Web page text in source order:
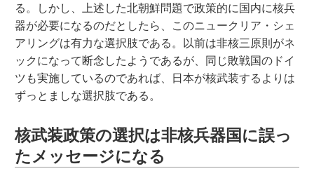
る。しかし、上述した北朝鮮問題で政策的に国内に核兵
器が必要になるのだとしたら、このニュークリア・シェ
アリングは有力な選択肢である。以前は非核三原則がネ
ックになって断念したようであるが、同じ敗戦国のドイ
ツも実施しているのであれば、日本が核武装するよりは
ずっとましな選択肢である。
核武装政策の選択は非核兵器国に誤っ
たメッセージになる